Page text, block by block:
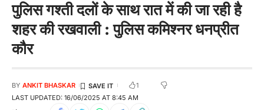
पुलिस गश्ती दलों के साथ रात में की जा रही है
शहर की रखवाली : पुलिस कमिश्नर धनप्रीत
कौर
LAST UPDATED: 16/06/2025 AT 8:45 AM
BY ANKIT BHASKAR 1